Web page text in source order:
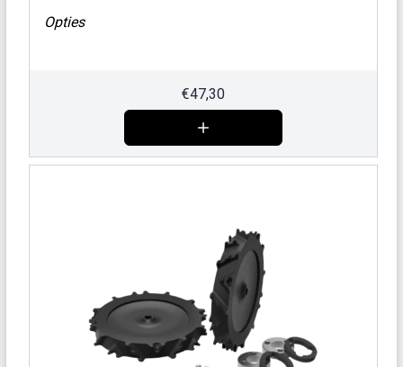
Opties
€47,30